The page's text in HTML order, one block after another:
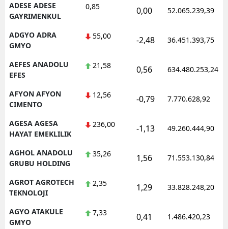
ADESE ADESE
GAYRIMENKUL
0,85 0,00 52.065.239,39
ADGYO ADRA
GMYO
55,00 -2,48 36.451.393,75
AEFES ANADOLU
EFES
21,58 0,56 634.480.253,24
AFYON AFYON
CIMENTO
12,56 -0,79 7.770.628,92
AGESA AGESA
HAYAT EMEKLILIK
236,00 -1,13 49.260.444,90
AGHOL ANADOLU
GRUBU HOLDING
35,26 1,56 71.553.130,84
AGROT AGROTECH
TEKNOLOJI
2,35 1,29 33.828.248,20
AGYO ATAKULE
GMYO
7,33 0,41 1.486.420,23